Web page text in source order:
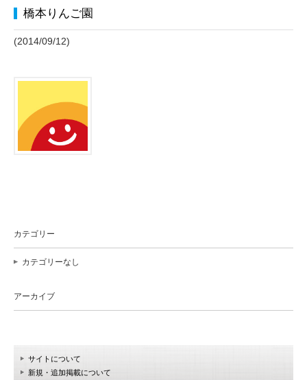
橋本りんご園
(2014/09/12)
カテゴリー
カテゴリーなし
アーカイブ
サイトについて
新規・追加掲載について